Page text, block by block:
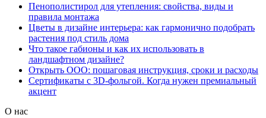
Пенополистирол для утепления: свойства, виды и
правила монтажа
Цветы в дизайне интерьера: как гармонично подобрать
растения под стиль дома
Что такое габионы и как их использовать в
ландшафтном дизайне?
Открыть ООО: пошаговая инструкция, сроки и расходы
Сертификаты с 3D-фольгой. Когда нужен премиальный
акцент
О нас